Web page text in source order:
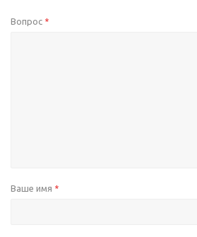
Вопрос *
Ваше имя *